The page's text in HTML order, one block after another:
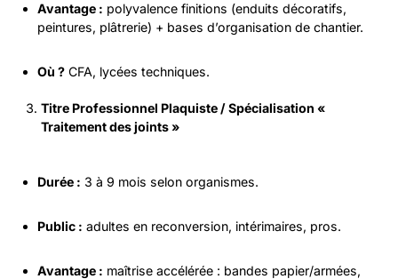
Avantage : polyvalence finitions (enduits décoratifs,
peintures, plâtrerie) + bases d’organisation de chantier.
Où ? CFA, lycées techniques.
Titre Professionnel Plaquiste / Spécialisation «
Traitement des joints »
Durée : 3 à 9 mois selon organismes.
Public : adultes en reconversion, intérimaires, pros.
Avantage : maîtrise accélérée : bandes papier/armées,